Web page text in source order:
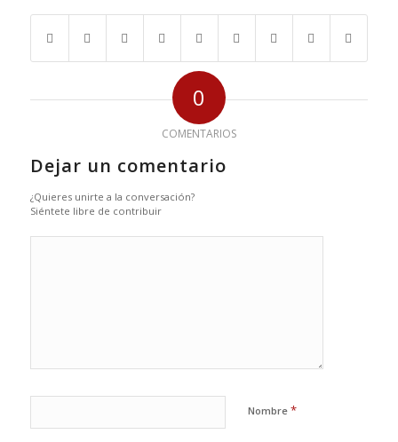
0
COMENTARIOS
Dejar un comentario
¿Quieres unirte a la conversación?
Siéntete libre de contribuir
Nombre *